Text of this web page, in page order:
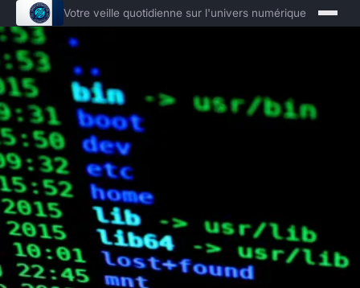
Votre veille quotidienne sur l'univers numérique